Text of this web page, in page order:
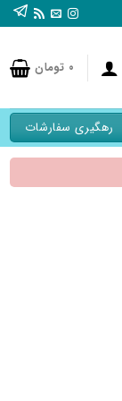
۰ تومان
رهگیری سفارشات